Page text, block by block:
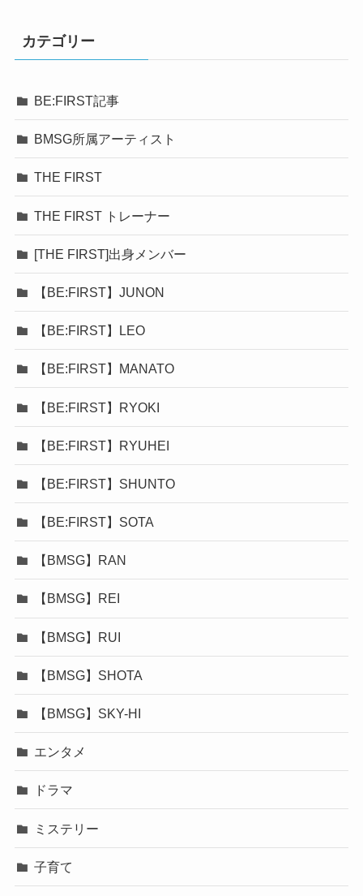
カテゴリー
BE:FIRST記事
BMSG所属アーティスト
THE FIRST
THE FIRST トレーナー
[THE FIRST]出身メンバー
【BE:FIRST】JUNON
【BE:FIRST】LEO
【BE:FIRST】MANATO
【BE:FIRST】RYOKI
【BE:FIRST】RYUHEI
【BE:FIRST】SHUNTO
【BE:FIRST】SOTA
【BMSG】RAN
【BMSG】REI
【BMSG】RUI
【BMSG】SHOTA
【BMSG】SKY-HI
エンタメ
ドラマ
ミステリー
子育て